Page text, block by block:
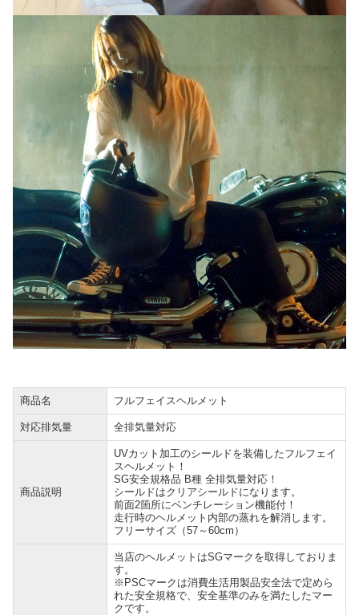
商品名 フルフェイスヘルメット
対応排気量 全排気量対応
商品説明
UVカット加工のシールドを装備したフルフェイ
スヘルメット！
SG安全規格品 B種 全排気量対応！
シールドはクリアシールドになります。
前面2箇所にベンチレーション機能付！
走行時のヘルメット内部の蒸れを解消します。
フリーサイズ（57～60cm）
当店のヘルメットはSGマークを取得しておりま
す。
※PSCマークは消費生活用製品安全法で定めら
れた安全規格で、安全基準のみを満たしたマー
クです。